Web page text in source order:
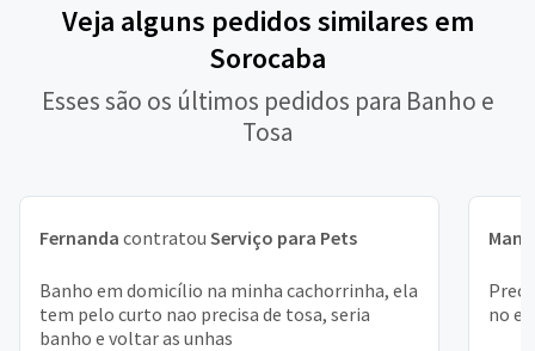
Veja alguns pedidos similares em
Sorocaba
Esses são os últimos pedidos para Banho e
Tosa
Fernanda contratou Serviço para Pets
Banho em domicílio na minha cachorrinha, ela
tem pelo curto nao precisa de tosa, seria
banho e voltar as unhas
no